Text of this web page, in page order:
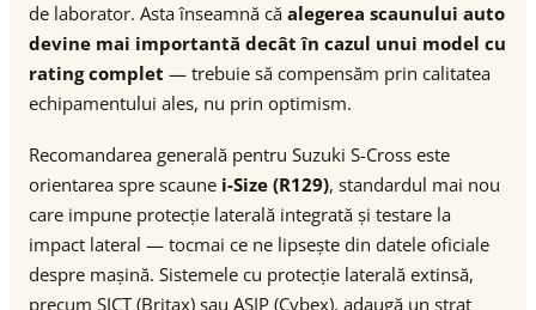
de laborator. Asta înseamnă că alegerea scaunului auto
devine mai importantă decât în cazul unui model cu
rating complet — trebuie să compensăm prin calitatea
echipamentului ales, nu prin optimism.
Recomandarea generală pentru Suzuki S-Cross este
orientarea spre scaune i-Size (R129), standardul mai nou
care impune protecție laterală integrată și testare la
impact lateral — tocmai ce ne lipsește din datele oficiale
despre mașină. Sistemele cu protecție laterală extinsă,
precum SICT (Britax) sau ASIP (Cybex), adaugă un strat